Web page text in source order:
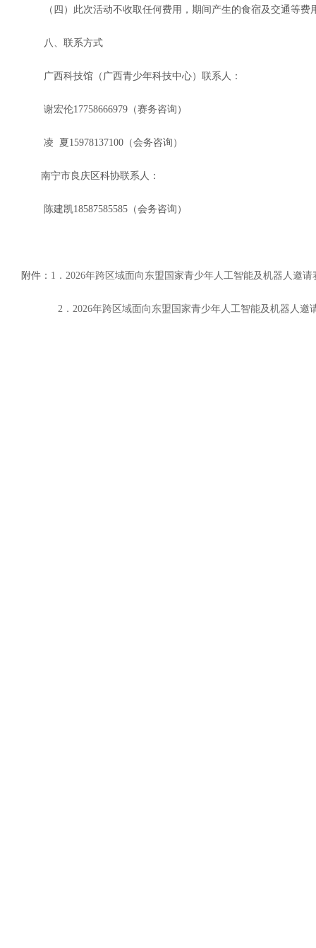
（四）此次活动不收取任何费用，期间产生的食宿及交通等费
八、联系方式
广西科技馆（广西青少年科技中心）联系人：
谢宏伦17758666979（赛务咨询）
凌 夏15978137100（会务咨询）
南宁市良庆区科协联系人：
陈建凯18587585585（会务咨询）
附件： 1．2026年跨区域面向东盟国家青少年人工智能及机器人邀请
2．2026年跨区域面向东盟国家青少年人工智能及机器人邀